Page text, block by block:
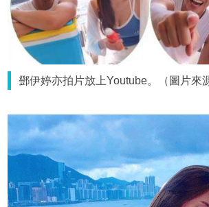
鄧伊婷亦拍片放上Youtube。（圖片來